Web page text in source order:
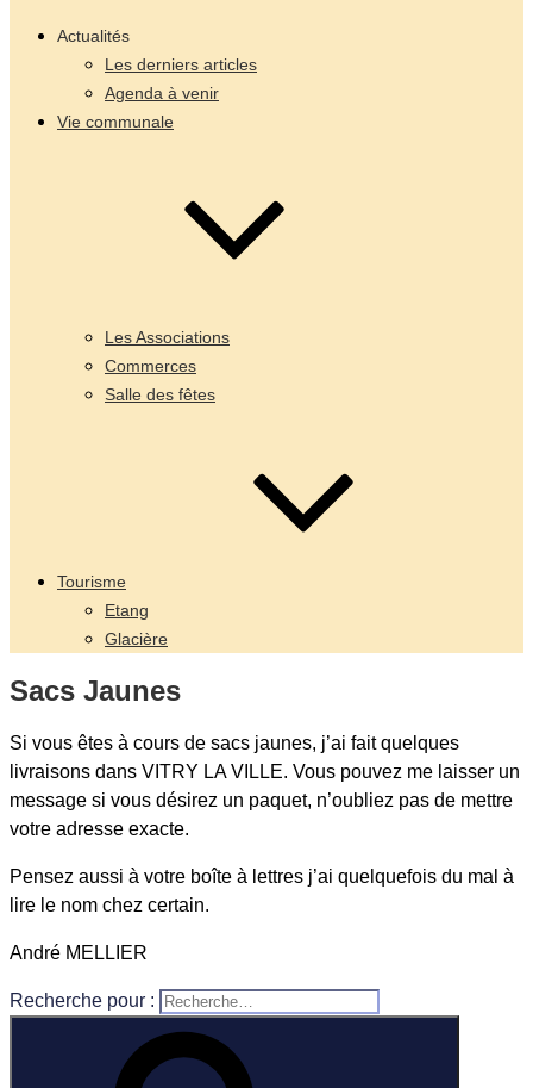
Actualités
Les derniers articles
Agenda à venir
Vie communale
Les Associations
Commerces
Salle des fêtes
Tourisme
Etang
Glacière
Sacs Jaunes
Si vous êtes à cours de sacs jaunes, j’ai fait quelques
livraisons dans VITRY LA VILLE. Vous pouvez me laisser un
message si vous désirez un paquet, n’oubliez pas de mettre
votre adresse exacte.
Pensez aussi à votre boîte à lettres j’ai quelquefois du mal à
lire le nom chez certain.
André MELLIER
Recherche pour :